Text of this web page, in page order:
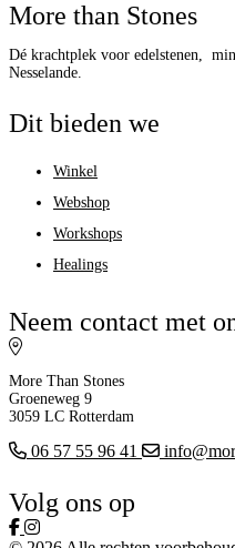
More than Stones
Dé krachtplek voor edelstenen,
Nesselande.
Dit bieden we
Winkel
Webshop
Workshops
Healings
Neem contact met
More Than Stones
Groeneweg 9
3059 LC Rotterdam
06 57 55 96 41
Volg ons op